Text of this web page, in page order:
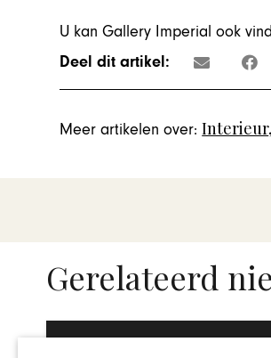
U kan Gallery Imperial ook
Deel dit artikel:
Meer artikelen over: Interieur
Gerelateerd